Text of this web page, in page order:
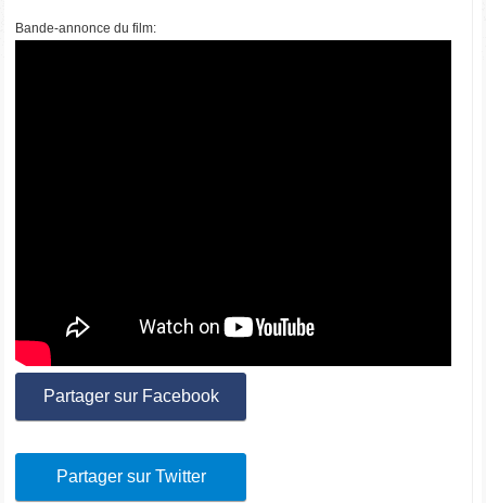
Bande-annonce du film:
Partager sur Facebook
Partager sur Twitter